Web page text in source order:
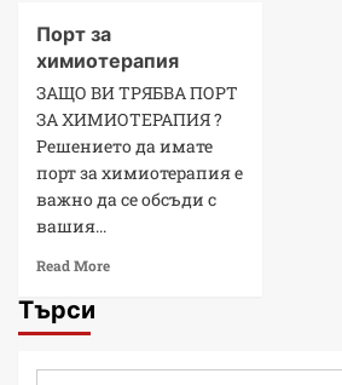
Порт за
химиотерапия
ЗАЩО ВИ ТРЯБВА ПОРТ
ЗА ХИМИОТЕРАПИЯ ?
Решението да имате
порт за химиотерапия е
важнo да се обсъди с
вашия...
Read More
Търси